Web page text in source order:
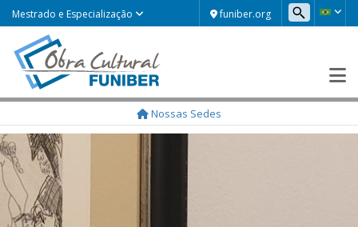
funiber.org
Mestrado e Especialização
Nossas Sedes